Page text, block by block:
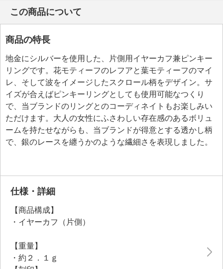
この商品について
商品の特長
地金にシルバーを使用した、片側用イヤーカフ兼ピンキー
リングです。花モティーフのレフアと葉モティーフのマイ
レ、そして波をイメージしたスクロール柄をデザイン。サ
イズが合えばピンキーリングとしても使用可能なつくり
で、当ブランドのリングとのコーディネイトもお楽しみい
ただけます。大人の女性にふさわしい存在感のあるボリュ
ームを持たせながらも、当ブランドが得意とする透かし柄
で、銀のレースを纏うかのような繊細さを表現しました。
仕様・詳細
【商品構成】
・イヤーカフ（片側）
【重量】
・約２．１ｇ